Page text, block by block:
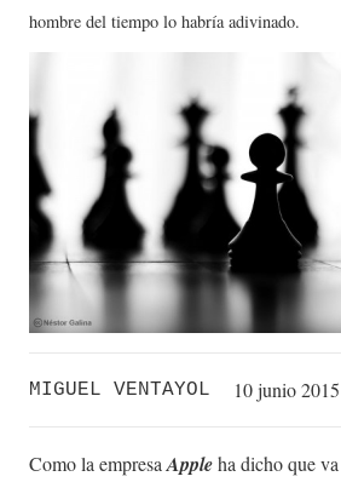
hombre del tiempo lo habría adivinado.
MIGUEL VENTAYOL 10 junio 2015
Como la empresa Appleha dicho que